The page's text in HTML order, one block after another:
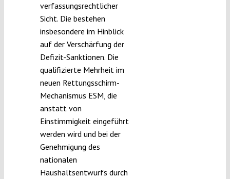
verfassungsrechtlicher
Sicht. Die bestehen
insbesondere im Hinblick
auf der Verschärfung der
Defizit-Sanktionen. Die
qualifizierte Mehrheit im
neuen Rettungsschirm-
Mechanismus ESM, die
anstatt von
Einstimmigkeit eingeführt
werden wird und bei der
Genehmigung des
nationalen
Haushaltsentwurfs durch